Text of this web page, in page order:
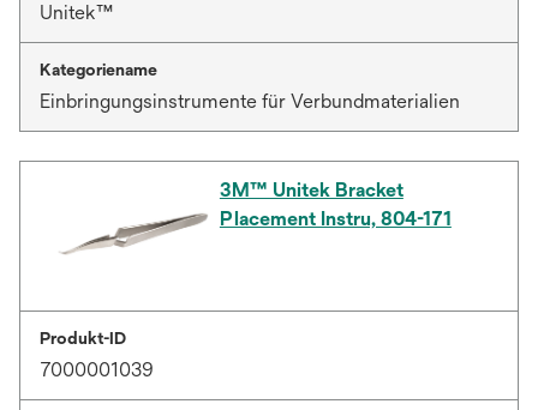
Unitek™
Kategoriename
Einbringungsinstrumente für Verbundmaterialien
3M™ Unitek Bracket
Placement Instru, 804-171
Produkt-ID
7000001039